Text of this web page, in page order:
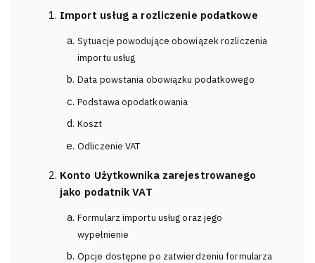
Import usług a rozliczenie podatkowe
Sytuacje powodujące obowiązek rozliczenia
importu usług
Data powstania obowiązku podatkowego
Podstawa opodatkowania
Koszt
Odliczenie VAT
Konto Użytkownika zarejestrowanego
jako podatnik VAT
Formularz importu usług oraz jego
wypełnienie
Opcje dostępne po zatwierdzeniu formularza